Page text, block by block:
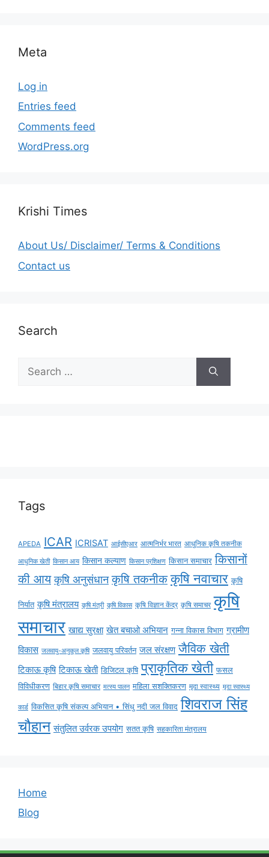
Meta
Log in
Entries feed
Comments feed
WordPress.org
Krishi Times
About Us/ Disclaimer/ Terms & Conditions
Contact us
Search
Tags
APEDA ICAR ICRISAT आईसीएआर आत्मनिर्भर भारत आधुनिक कृषि तकनीक
आधुनिक खेती किसान आय किसान कल्याण किसान प्रशिक्षण किसान समाचार किसानों
की आय कृषि अनुसंधान कृषि तकनीक कृषि नवाचार कृषि
निर्यात कृषि मंत्रालय कृषि मंत्री कृषि विकास कृषि विज्ञान केंद्र कृषि समाचर कृषि
समाचार खाद्य सुरक्षा खेत बचाओ अभियान गन्ना विकास विभाग ग्रामीण
विकास जलवायु-अनुकूल कृषि जलवायु परिवर्तन जल संरक्षण जैविक खेती
टिकाऊ कृषि टिकाऊ खेती डिजिटल कृषि प्राकृतिक खेती फसल
विविधीकरण बिहार कृषि समाचार मत्स्य पालन महिला सशक्तिकरण मृदा स्वास्थ्य मृदा स्वास्थ्य
कार्ड विकसित कृषि संकल्प अभियान • सिंधु नदी जल विवाद शिवराज सिंह
चौहान संतुलित उर्वरक उपयोग सतत कृषि सहकारिता मंत्रालय
Home
Blog